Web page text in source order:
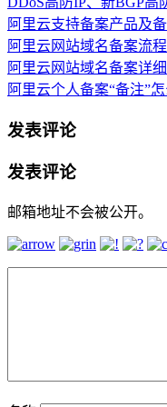
阿里云支持备案产品及
阿里云网站域名备案流
阿里云网站域名备案详
阿里云个人备案“备注”怎
发表评论
发表评论
邮箱地址不会被公开。